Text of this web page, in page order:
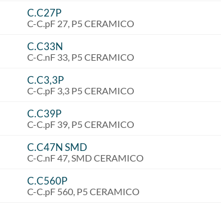
C.C27P
C-C.pF 27, P5 CERAMICO
C.C33N
C-C.nF 33, P5 CERAMICO
C.C3,3P
C-C.pF 3,3 P5 CERAMICO
C.C39P
C-C.pF 39, P5 CERAMICO
C.C47N SMD
C-C.nF 47, SMD CERAMICO
C.C560P
C-C.pF 560, P5 CERAMICO